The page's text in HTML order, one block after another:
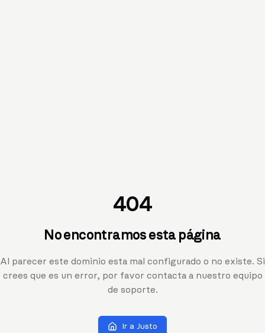
404
No encontramos esta página
Al parecer este dominio esta mal configurado o no existe. Si
crees que es un error, por favor contacta a nuestro equipo
de soporte.
Ir a Justo